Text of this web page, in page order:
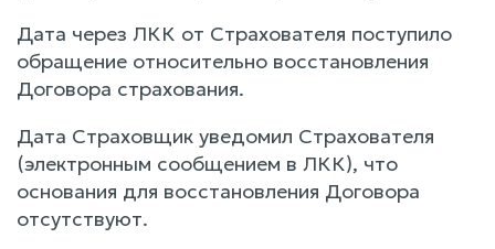
Дата через ЛКК от Страхователя поступило
обращение относительно восстановления
Договора страхования.
Дата Страховщик уведомил Страхователя
(электронным сообщением в ЛКК), что
основания для восстановления Договора
отсутствуют.